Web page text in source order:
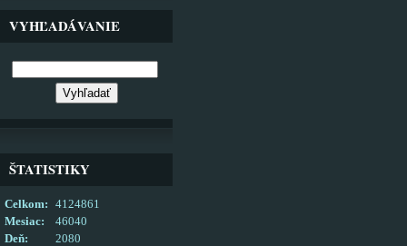
VYHĽADÁVANIE
ŠTATISTIKY
Celkom:
4124861
Mesiac:
46040
Deň:
2080